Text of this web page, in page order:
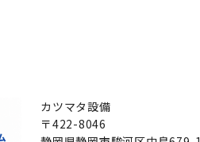
カツマタ設備
〒422-8046